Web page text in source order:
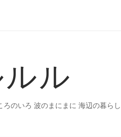
ル
のいろ 波のまにまに 海辺の暮らし